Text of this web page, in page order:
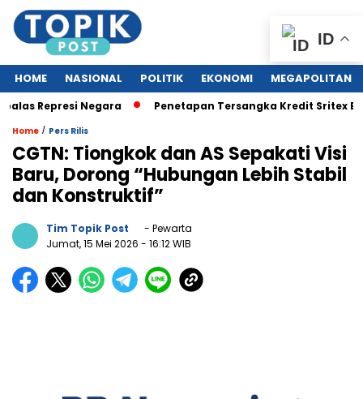
HOME NASIONAL POLITIK EKONOMI MEGAPOLITAN
Negara Penetapan Tersangka Kredit Sritex Bank
Home / Pers Rilis
CGTN: Tiongkok dan AS Sepakati Visi
Baru, Dorong “Hubungan Lebih Stabil
dan Konstruktif”
Tim Topik Post
- Pewarta
Jumat, 15 Mei 2026 - 16:12 WIB
ID